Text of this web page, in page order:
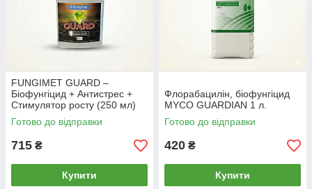
FUNGIMET GUARD –
Біофунгіцид + Антистрес +
Стимулятор росту (250 мл)
Готово до відправки
715 ₴
Купити
Флорабацилін, біофунгіцид
MYCO GUARDIAN 1 л.
Готово до відправки
420 ₴
Купити